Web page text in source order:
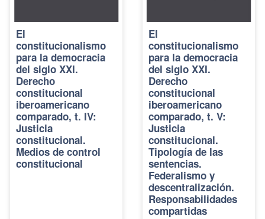
El
constitucionalismo
para la democracia
del siglo XXI.
Derecho
constitucional
iberoamericano
comparado, t. IV:
Justicia
constitucional.
Medios de control
constitucional
El
constitucionalismo
para la democracia
del siglo XXI.
Derecho
constitucional
iberoamericano
comparado, t. V:
Justicia
constitucional.
Tipología de las
sentencias.
Federalismo y
descentralización.
Responsabilidades
compartidas